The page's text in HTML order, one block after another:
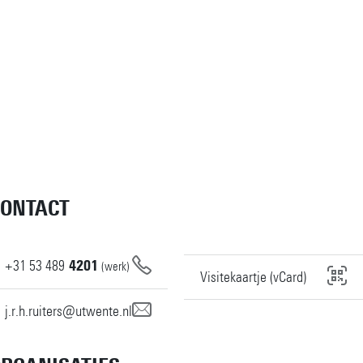
+31 53 489 4201 (werk)
j.r.h.ruiters@utwente.nl
Visitekaartje (vCard)